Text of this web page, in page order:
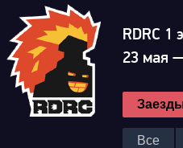
RDRC 1
23 мая
Все